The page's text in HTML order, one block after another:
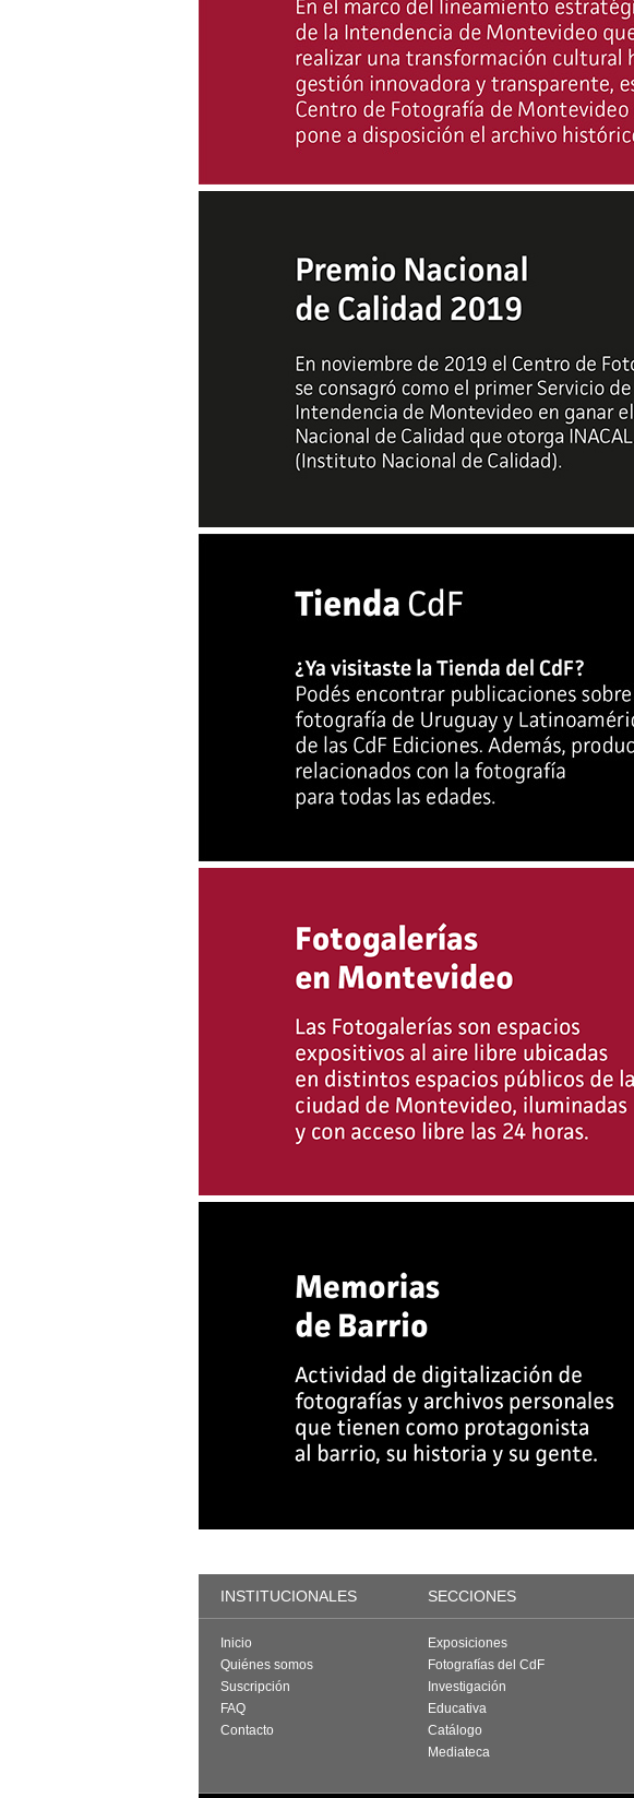
INSTITUCIONALES SECCIONES
Inicio
Quiénes somos
Suscripción
FAQ
Contacto
Exposiciones
Fotografías del CdF
Investigación
Educativa
Catálogo
Mediateca